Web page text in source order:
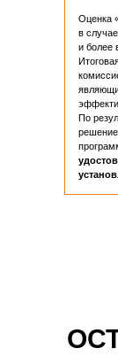
Оценка
в
и более
По